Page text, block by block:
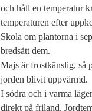
och håll en temperatur
temperaturen efter
Skola om plantorna i
bredsått dem.
Majs är frostkänslig, så
jorden blivit uppvärmd.
I södra och i varma
direkt på friland.